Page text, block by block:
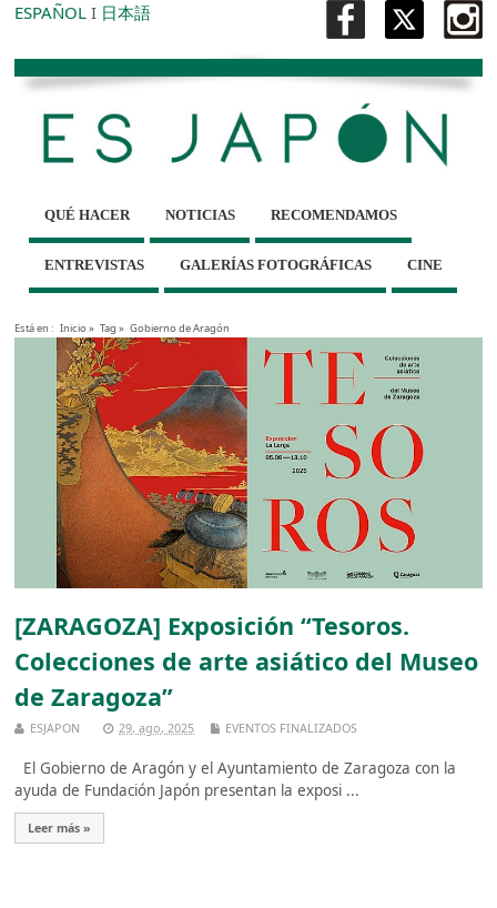
ESPAÑOL I 日本語
QUÉ HACER NOTICIAS RECOMENDAMOS
ENTREVISTAS GALERÍAS FOTOGRÁFICAS CINE
Está en : Inicio» Tag » Gobierno de Aragón
[ZARAGOZA] Exposición “Tesoros.
Colecciones de arte asiático del Museo
de Zaragoza”
ESJAPON 29, ago, 2025 EVENTOS FINALIZADOS
El Gobierno de Aragón y el Ayuntamiento de Zaragoza con la
ayuda de Fundación Japón presentan la exposi ...
Leer más »